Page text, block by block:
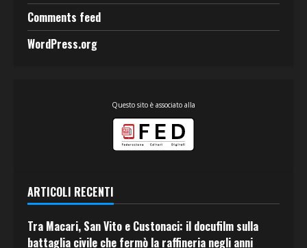
Comments feed
WordPress.org
Questo sito è associato alla
ARTICOLI RECENTI
Tra Macari, San Vito e Custonaci: il docufilm sulla
battaglia civile che fermò la raffineria negli anni